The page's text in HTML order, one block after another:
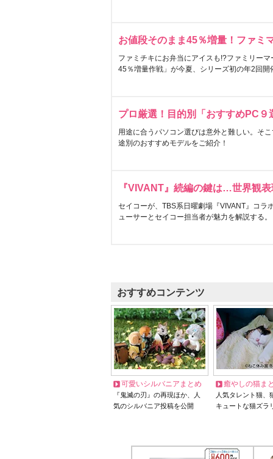
お値段そのまま45％増量！ファミ
ファミチキにお弁当にアイスも!?ファミリー
45％増量作戦」が今夏、シリーズ初の年2回開
プロ厳選！目的別「おすすめPC９
用途に合うパソコン選びは意外と難しい。そ
途別のおすすめモデルをご紹介！
『VIVANT』続編の鍵は…世界観
セイコーが、TBS系日曜劇場『VIVANT』コラ
ューサーとセイコー担当者が魅力を解説する。
おすすめコンテンツ
可愛いシルバニアまとめ
『鬼滅の刃』の再現ほか、人
気のシルバニア投稿を公開
癒やしの猫ま
人気タレント猫
キュートな猫ズラ